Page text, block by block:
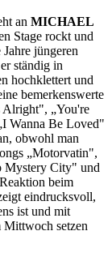
an MICHAEL
Stage rockt und
jüngeren
ständig in
hochklettert und
bemerkenswerte
Alright", „You're
Wanna Be Loved"
obwohl man
„Motorvatin",
Mystery City" und
beim
eindrucksvoll,
ist und mit
Mittwoch setzen